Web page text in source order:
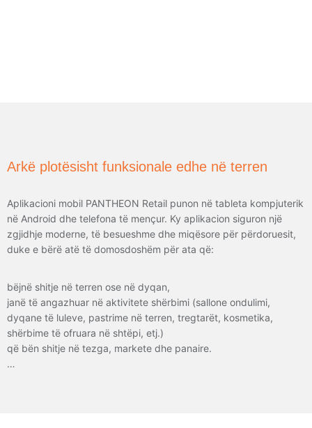
Arkë plotësisht funksionale edhe në terren
Aplikacioni mobil PANTHEON Retail punon në tableta kompjuterik
në Android dhe telefona të mençur. Ky aplikacion siguron një
zgjidhje moderne, të besueshme dhe miqësore për përdoruesit,
duke e bërë atë të domosdoshëm për ata që:
bëjnë shitje në terren ose në dyqan,
janë të angazhuar në aktivitete shërbimi (sallone ondulimi,
dyqane të luleve, pastrime në terren, tregtarët, kosmetika,
shërbime të ofruara në shtëpi, etj.)
që bën shitje në tezga, markete dhe panaire.
…